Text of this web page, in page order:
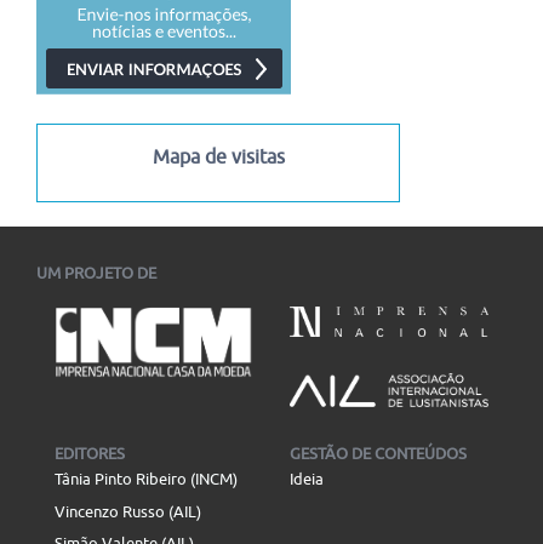
Mapa de visitas
UM PROJETO DE
EDITORES
Tânia Pinto Ribeiro (INCM)
Vincenzo Russo (AIL)
GESTÃO DE CONTEÚDOS
Ideia